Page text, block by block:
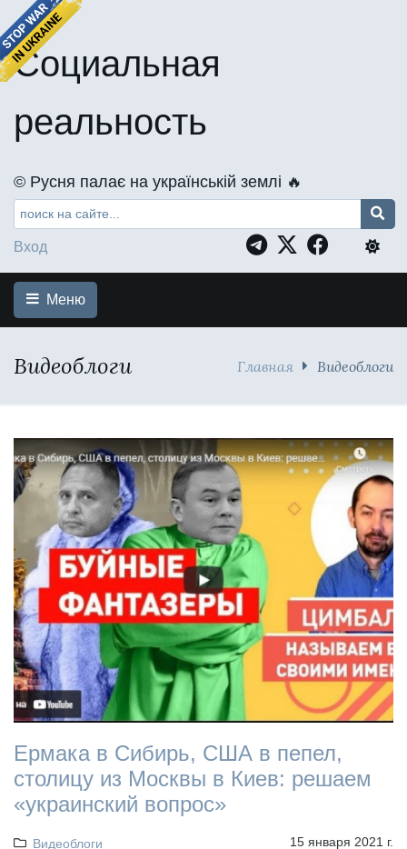
Социальная
реальность
©️ Русня палає на українській землі 🔥
Вход
Меню
Видеоблоги Главная Видеоблоги
Ермака в Сибирь, США в пепел,
столицу из Москвы в Киев: решаем
«украинский вопрос»
Видеоблоги 15 января 2021 г.